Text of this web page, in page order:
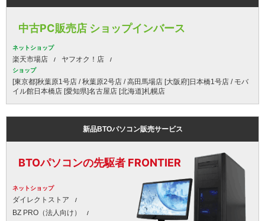
中古PC販売店 ショップインバース
ネットショップ
楽天市場店 ヤフオク！店
ショップ
[東京都]秋葉原1号店 / 秋葉原2号店 / 高田馬場店 [大阪府]日本橋1号店 / モバ
イル館日本橋店 [愛知県]名古屋店 [北海道]札幌店
新品BTOパソコン販売サービス
BTOパソコンの先駆者 FRONTIER
ネットショップ
ダイレクトストア
BZ PRO（法人向け）